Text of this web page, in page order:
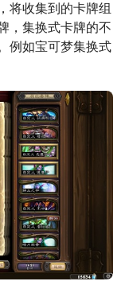
将收集到的卡牌组
，集换式卡牌的不
例如宝可梦集换式